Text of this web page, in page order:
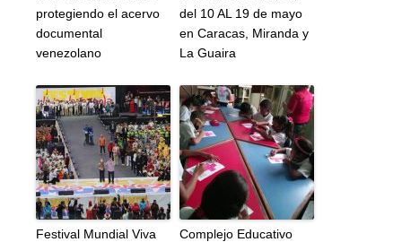
protegiendo el acervo
documental
venezolano
del 10 AL 19 de mayo
en Caracas, Miranda y
La Guaira
Festival Mundial Viva
Complejo Educativo